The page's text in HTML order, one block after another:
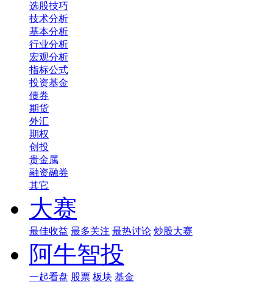
选股技巧
技术分析
基本分析
行业分析
宏观分析
指标公式
投资基金
债券
期货
外汇
期权
创投
贵金属
融资融券
其它
大赛
最佳收益 最多关注 最热讨论 炒股大赛
阿牛智投
一起看盘 股票 板块 基金